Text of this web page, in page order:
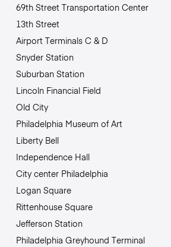
69th Street Transportation Center
13th Street
Airport Terminals C & D
Snyder Station
Suburban Station
Lincoln Financial Field
Old City
Philadelphia Museum of Art
Liberty Bell
Independence Hall
City center Philadelphia
Logan Square
Rittenhouse Square
Jefferson Station
Philadelphia Greyhound Terminal